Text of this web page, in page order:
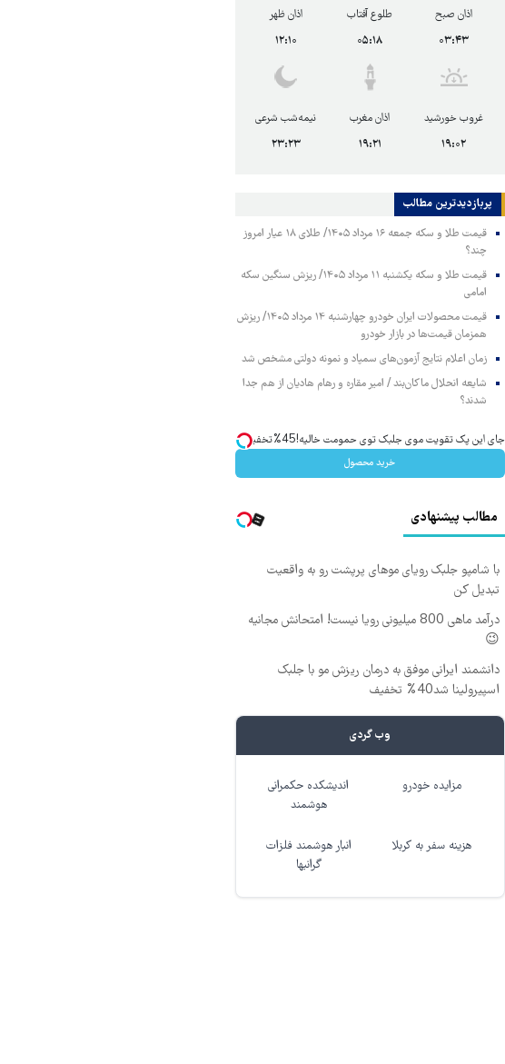
اذان صبح
۰۳:۴۳
طلوع آفتاب
۰۵:۱۸
اذان ظهر
۱۲:۱۰
غروب خورشید
۱۹:۰۲
اذان مغرب
۱۹:۲۱
نیمه‌شب شرعی
۲۳:۲۳
پربازدیدترین‌ مطالب
قیمت طلا و سکه جمعه ۱۶ مرداد ۱۴۰۵/ طلای ۱۸ عیار امروز
چند؟
قیمت طلا و سکه یکشنبه ۱۱ مرداد ۱۴۰۵/ ریزش سنگین سکه
امامی
قیمت محصولات ایران خودرو چهارشنبه ۱۴ مرداد ۱۴۰۵/ ریزش
همزمان قیمت‌ها در بازار خودرو
زمان اعلام نتایج آزمون‌های سمپاد و نمونه دولتی مشخص شد
شایعه انحلال ماکان‌بند / امیر مقاره و رهام هادیان از هم جدا
شدند؟
جای این پک تقویت موی جلبک توی حمومت خالیه!45%تخفیف
خرید محصول
مطالب پیشنهادی
با شامپو جلبک رویای موهای پرپشت رو به واقعیت
تبدیل کن
درآمد ماهی 800 میلیونی رویا نیست! امتحانش مجانیه
😉
دانشمند ایرانی موفق به درمان ریزش مو با جلبک
اسپیرولینا شد40% تخفیف
وب گردی
مزایده خودرو
اندیشکده حکمرانی
هوشمند
هزینه سفر به کربلا
انبار هوشمند فلزات
گرانبها